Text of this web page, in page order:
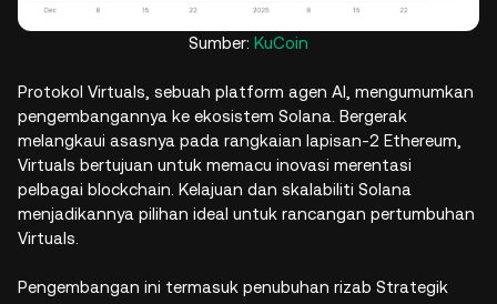
Sumber: KuCoin
Protokol Virtuals, sebuah platform agen AI, mengumumkan
pengembangannya ke ekosistem Solana. Bergerak
melangkaui asasnya pada rangkaian lapisan-2 Ethereum,
Virtuals bertujuan untuk memacu inovasi merentasi
pelbagai blockchain. Kelajuan dan skalabiliti Solana
menjadikannya pilihan ideal untuk rancangan pertumbuhan
Virtuals.
Pengembangan ini termasuk penubuhan rizab Strategik